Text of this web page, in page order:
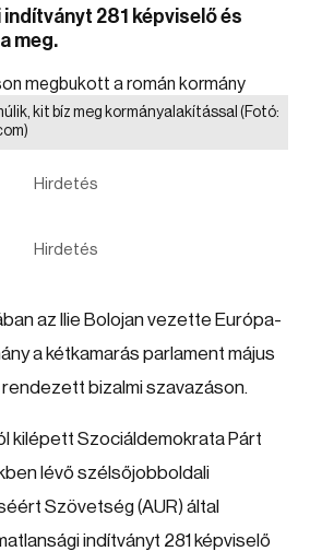
281 képviselő és
meg.
kit bíz meg kormányalakítással (Fotó:
Hirdetés
Hirdetés
az Ilie Bolojan vezette Európa-
a kétkamarás parlament május
bizalmi szavazáson.
kilépett Szociáldemokrata Párt
lévő szélsőjobboldali
Szövetség (AUR) által
indítványt 281 képviselő